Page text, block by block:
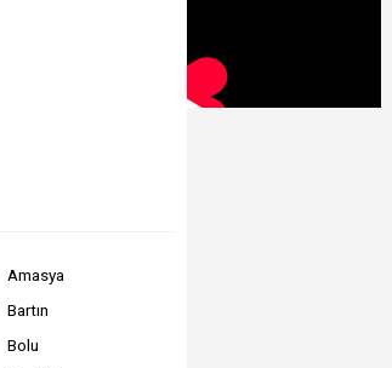
Amasya
Bartın
Bolu